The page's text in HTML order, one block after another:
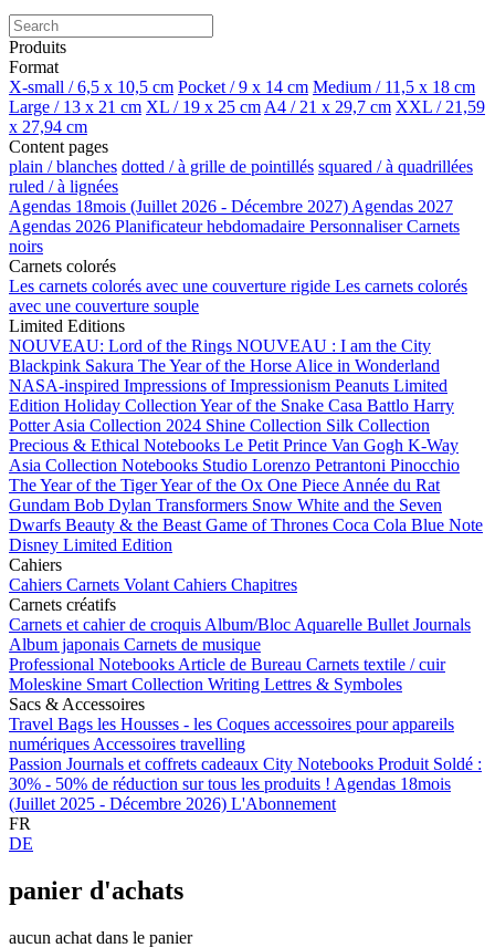
Produits
Format
X-small / 6,5 x 10,5 cm Pocket / 9 x 14 cm Medium / 11,5 x 18 cm
Large / 13 x 21 cm XL / 19 x 25 cm A4 / 21 x 29,7 cm XXL / 21,59
x 27,94 cm
Content pages
plain / blanches dotted / à grille de pointillés squared / à quadrillées
ruled / à lignées
Agendas 18mois (Juillet 2026 - Décembre 2027) Agendas 2027
Agendas 2026 Planificateur hebdomadaire PersonnaliserCarnets
noirs
Carnets colorés
Les carnets colorés avec une couverture rigide Les carnets colorés
avec une couverture souple
Limited Editions
NOUVEAU: Lord of the Rings NOUVEAU : I am the City
Blackpink Sakura The Year of the Horse Alice in Wonderland
NASA-inspired Impressions of Impressionism Peanuts Limited
Edition Holiday Collection Year of the Snake Casa Battlo Harry
PotterAsia Collection 2024 Shine Collection Silk Collection
Precious & Ethical Notebooks Le Petit Prince Van Gogh K-Way
Asia Collection Notebooks Studio Lorenzo Petrantoni Pinocchio
The Year of the TigerYear of the Ox One Piece Année du Rat
Gundam Bob Dylan Transformers Snow White and the Seven
Dwarfs Beauty & the Beast Game of Thrones Coca Cola Blue Note
Disney Limited Edition
Cahiers
Cahiers Carnets Volant Cahiers Chapitres
Carnets créatifs
Carnets et cahier de croquis Album/Bloc Aquarelle Bullet Journals
Album japonais Carnets de musique
Professional Notebooks Article de Bureau Carnets textile / cuir
Moleskine Smart Collection Writing Lettres & Symboles
Sacs & Accessoires
Travel Bags les Housses - les Coques accessoires pour appareils
numériques Accessoires travelling
Passion Journals et coffrets cadeaux City Notebooks Produit Soldé :
30% - 50% de réduction sur tous les produits ! Agendas 18mois
(Juillet 2025 - Décembre 2026) L'Abonnement
FR
DE
panier d'achats
aucun achat dans le panier